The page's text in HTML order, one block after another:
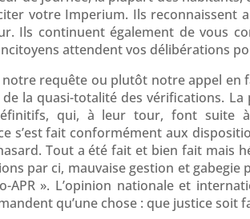
votre Imperium. Ils reconnaissent
Ils continuent également de vous
attendent vos délibérations
notre requête ou plutôt notre appel en
la quasi-totalité des vérifications. La
qui, à leur tour, font suite
s’est fait conformément aux
Tout a été fait et bien fait mais
par ci, mauvaise gestion et gabegie
». L’opinion nationale et
qu’une chose : que justice soit